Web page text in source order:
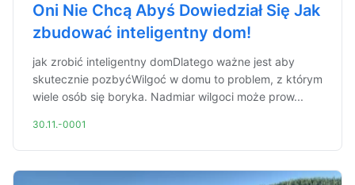
Oni Nie Chcą Abyś Dowiedział Się Jak
zbudować inteligentny dom!
jak zrobić inteligentny domDlatego ważne jest aby
skutecznie pozbyćWilgoć w domu to problem, z którym
wiele osób się boryka. Nadmiar wilgoci może prow...
30.11.-0001